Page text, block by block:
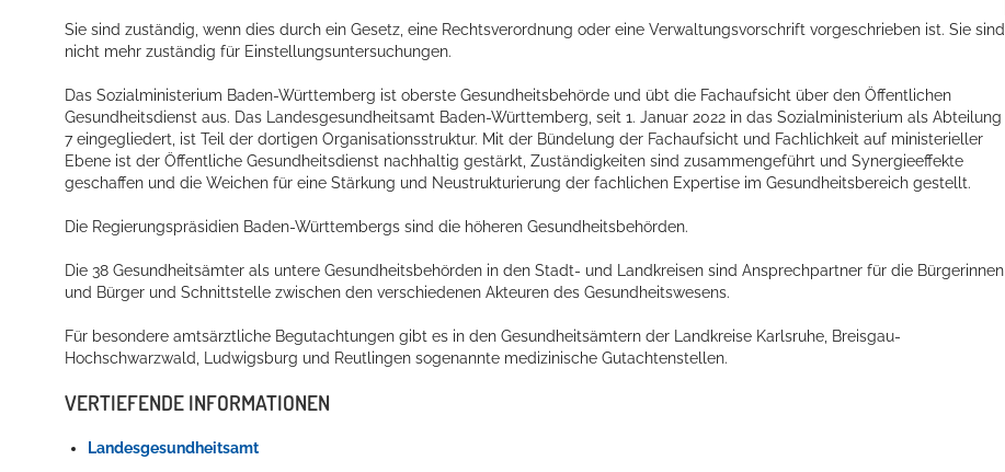
Sie sind zuständig, wenn dies durch ein Gesetz, eine Rechtsverordnung oder eine Verwaltungsvorschrift vorgeschrieben ist. Sie sind
nicht mehr zuständig für Einstellungsuntersuchungen.
Das Sozialministerium Baden-Württemberg ist oberste Gesundheitsbehörde und übt die Fachaufsicht über den Öffentlichen
Gesundheitsdienst aus. Das Landesgesundheitsamt Baden-Württemberg, seit 1. Januar 2022 in das Sozialministerium als Abteilung
7 eingegliedert, ist Teil der dortigen Organisationsstruktur. Mit der Bündelung der Fachaufsicht und Fachlichkeit auf ministerieller
Ebene ist der Öffentliche Gesundheitsdienst nachhaltig gestärkt, Zuständigkeiten sind zusammengeführt und Synergieeffekte
geschaffen und die Weichen für eine Stärkung und Neustruk­turierung der fachlichen Expertise im Gesundheitsbereich gestellt.
Die Regierungspräsidien Baden-Württembergs sind die höheren Gesundheitsbehörden.
Die 38 Gesundheitsämter als untere Gesundheitsbehörden in den Stadt- und Landkreisen sind Ansprechpartner für die Bürgerinnen
und Bürger und Schnittstelle zwischen den verschiedenen Akteuren des Gesundheitswesens.
Für besondere amtsärztliche Begutachtungen gibt es in den Gesundheitsämtern der Landkreise Karlsruhe, Breisgau-
Hochschwarzwald, Ludwigsburg und Reutlingen sogenannte medizinische Gutachtenstellen.
VERTIEFENDE INFORMATIONEN
Landesgesundheitsamt